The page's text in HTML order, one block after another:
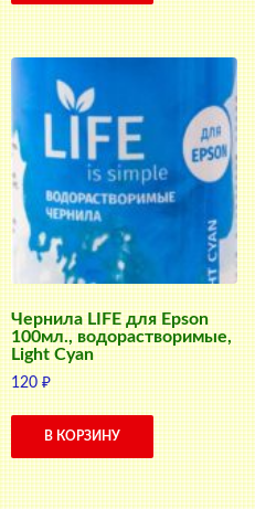
Чернила LIFE для Epson
100мл., водорастворимые,
Light Cyan
120₽
В КОРЗИНУ